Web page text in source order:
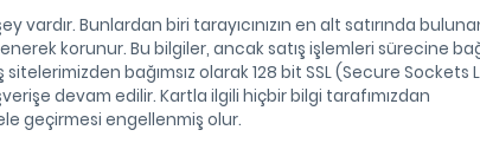
Bunlardan biri tarayıcınızın en alt satırında
korunur. Bu bilgiler, ancak satış işlemleri sürecine
sitelerimizden bağımsız olarak 128 bit SSL (Secure
devam edilir. Kartla ilgili hiçbir bilgi tarafımızdan
geçirmesi engellenmiş olur.